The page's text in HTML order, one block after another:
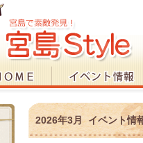
2026年3月 イベント情